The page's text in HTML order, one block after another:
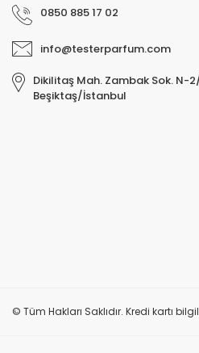
0850 885 17 02
info@testerparfum.com
Dikilitaş Mah. Zambak Sok. N-
Beşiktaş/İstanbul
© Tüm Hakları Saklıdır. Kredi kartı